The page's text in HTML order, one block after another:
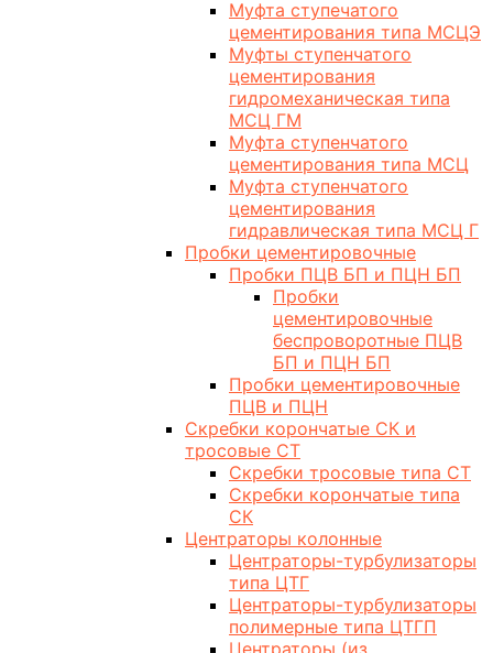
Муфта ступечатого
цементирования типа МСЦЭ
Муфты ступенчатого
цементирования
гидромеханическая типа
МСЦ ГМ
Муфта ступенчатого
цементирования типа МСЦ
Муфта ступенчатого
цементирования
гидравлическая типа МСЦ Г
Пробки цементировочные
Пробки ПЦВ БП и ПЦН БП
Пробки
цементировочные
беспроворотные ПЦВ
БП и ПЦН БП
Пробки цементировочные
ПЦВ и ПЦН
Скребки корончатые СК и
тросовые СТ
Скребки тросовые типа СТ
Скребки корончатые типа
СК
Центраторы колонные
Центраторы-турбулизаторы
типа ЦТГ
Центраторы-турбулизаторы
полимерные типа ЦТГП